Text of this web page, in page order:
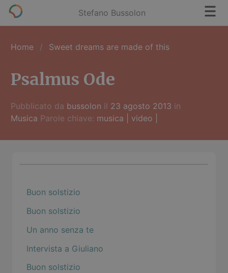
Stefano Bussolon
Home Sweet dreams are made of this
Psalmus Ode
Pubblicato da bussolon il 23 agosto 2013 in
Musica Parole chiave: musica video
Buon solstizio
Buon solstizio
Un anno senza te
Intervista a Giuliano
Buon solstizio